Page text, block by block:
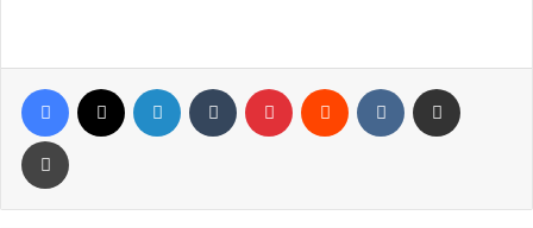
Facebook LinkedIn Tumblr Pinterest Reddit VKontakte
Yazdır